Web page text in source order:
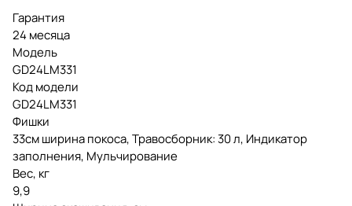
Гарантия
24 месяца
Модель
GD24LM331
Код модели
GD24LM331
Фишки
33см ширина покоса, Травосборник: 30 л, Индикатор
заполнения, Мульчирование
Вес, кг
9,9